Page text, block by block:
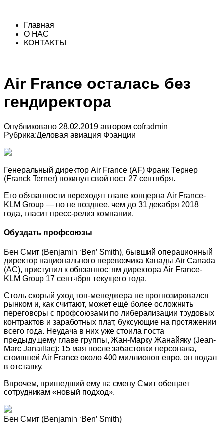
Главная
О НАС
КОНТАКТЫ
Air France осталась без
гендиректора
Опубликовано 28.02.2019 автором cofradmin
Рубрика:Деловая авиация Франции
Генеральный директор Air France (AF) Франк Тернер
(Franck Terner) покинул свой пост 27 сентября.
Его обязанности переходят главе концерна Air France-
KLM Group — но не позднее, чем до 31 декабря 2018
года, гласит пресс-релиз компании.
Обуздать профсоюзы
Бен Смит (Benjamin ‘Ben’ Smith), бывший операционный
директор национального перевозчика Канады Air Canada
(AC), приступил к обязанностям директора Air France-
KLM Group 17 сентября текущего года.
Столь скорый уход топ-менеджера не прогнозировался
рынком и, как считают, может ещё более осложнить
переговоры с профсоюзами по либерализации трудовых
контрактов и заработных плат, буксующие на протяжении
всего года. Неудача в них уже стоила поста
предыдущему главе группы, Жан-Марку Жанайяку (Jean-
Marc Janaillac): 15 мая после забастовки персонала,
стоившей Air France около 400 миллионов евро, он подал
в отставку.
Впрочем, пришедший ему на смену Смит обещает
сотрудникам «новый подход».
Бен Смит (Benjamin ‘Ben’ Smith)